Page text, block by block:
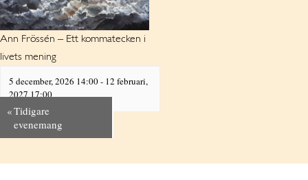
Ann Frössén – Ett kommatecken i
livets mening
5 december, 2026 14:00- 12 februari,
2027 17:00
«Tidigare
evenemang